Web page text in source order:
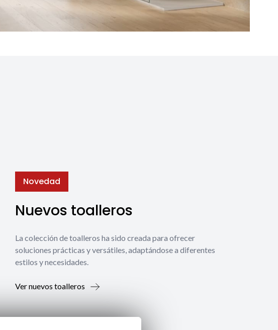
Novedad
Nuevos toalleros
La colección de toalleros ha sido creada para ofrecer
soluciones prácticas y versátiles, adaptándose a diferentes
estilos y necesidades.
Ver nuevos toalleros